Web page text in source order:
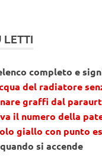
LETTI
completo e
del radiatore
graffi dal
il numero della
giallo con punto
si accende